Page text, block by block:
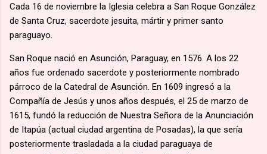
Cada 16 de noviembre la Iglesia celebra a San Roque González
de Santa Cruz, sacerdote jesuita, mártir y primer santo
paraguayo.
San Roque nació en Asunción, Paraguay, en 1576. A los 22
años fue ordenado sacerdote y posteriormente nombrado
párroco de la Catedral de Asunción. En 1609 ingresó a la
Compañía de Jesús y unos años después, el 25 de marzo de
1615, fundó la reducción de Nuestra Señora de la Anunciación
de Itapúa (actual ciudad argentina de Posadas), la que sería
posteriormente trasladada a la ciudad paraguaya de